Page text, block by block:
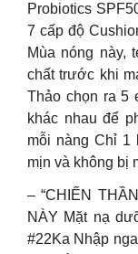
Probiotics
7 cấp độ
Mùa nóng này,
chất trước khi
Thảo chọn ra 5
khác nhau để
mỗi nàng Chỉ
mịn và không bị
– “CHIẾN
NÀY Mặt nạ
#22Ka Nhập